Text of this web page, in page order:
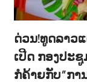
ດ່ວນ!ທູດລາວ
ເປີດ ກອງປະ
ກໍຄ້າຍກັບ”ກາ